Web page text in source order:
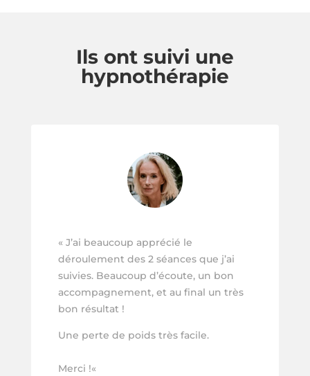
Ils ont suivi une
hypnothérapie
«J’ai beaucoup apprécié le
déroulement des 2 séances que j’ai
suivies. Beaucoup d’écoute, un bon
accompagnement, et au final un très
bon résultat !
Une perte de poids très facile.
Merci !«